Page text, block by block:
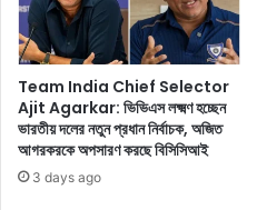
ব
স
ন্তে
র
প
ড়
ন্ত
বি
জা
নু
ন
এ
র
ই
তি
হা
Team India Chief Selector
Ajit Agarkar: ভিভিএস লক্ষ্মণ হচ্ছেন
ভারতীয় দলের নতুন প্রধান নির্বাচক, অজিত
আগরকরকে অপসারণ করছে বিসিসিআই
3 days ago